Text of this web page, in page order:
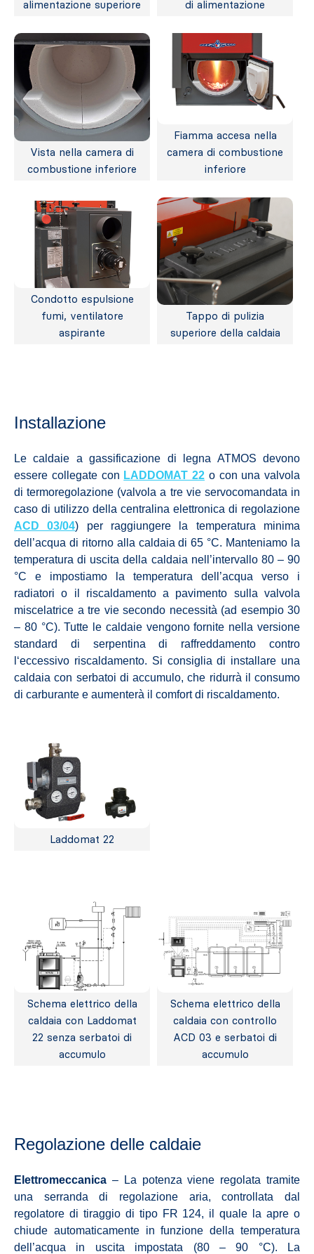
alimentazione superiore di alimentazione
Vista nella camera di
combustione inferiore
Fiamma accesa nella
camera di combustione
inferiore
Condotto espulsione
fumi, ventilatore
aspirante
Tappo di pulizia
superiore della caldaia
Installazione
Le caldaie a gassificazione di legna ATMOS devono
essere collegate con LADDOMAT 22 o con una valvola
di termoregolazione (valvola a tre vie servocomandata in
caso di utilizzo della centralina elettronica di regolazione
ACD 03/04) per raggiungere la temperatura minima
dell’acqua di ritorno alla caldaia di 65 °C. Manteniamo la
temperatura di uscita della caldaia nell’intervallo 80 – 90
°C e impostiamo la temperatura dell’acqua verso i
radiatori o il riscaldamento a pavimento sulla valvola
miscelatrice a tre vie secondo necessità (ad esempio 30
– 80 °C). Tutte le caldaie vengono fornite nella versione
standard di serpentina di raffreddamento contro
l‘eccessivo riscaldamento. Si consiglia di installare una
caldaia con serbatoi di accumulo, che ridurrà il consumo
di carburante e aumenterà il comfort di riscaldamento.
Laddomat 22
Schema elettrico della
caldaia con Laddomat
22 senza serbatoi di
accumulo
Schema elettrico della
caldaia con controllo
ACD 03 e serbatoi di
accumulo
Regolazione delle caldaie
Elettromeccanica – La potenza viene regolata tramite
una serranda di regolazione aria, controllata dal
regolatore di tiraggio di tipo FR 124, il quale la apre o
chiude automaticamente in funzione della temperatura
dell’acqua in uscita impostata (80 – 90 °C). La